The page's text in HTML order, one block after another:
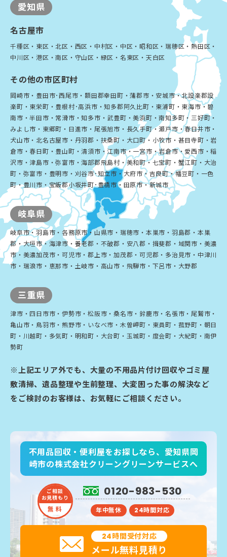
愛知県
名古屋市
千種区・東区・北区・西区・中村区・中区・昭和区・瑞穂区・熱田区・
中川区・港区・南区・守山区・緑区・名東区・天白区
その他の市区町村
岡崎市・豊田市･西尾市・額田郡幸田町・蒲郡市・安城市・北設楽郡設
楽町・東栄町・豊根村･高浜市・知多郡阿久比町・東浦町・東海市・碧
南市・半田市・常滑市・知多市・武豊町・美浜町・南知多町・三好町・
みよし市・東郷町・日進市・尾張旭市・長久手町・瀬戸市・春日井市・
犬山市・北名古屋市・丹羽郡・扶桑町・大口町・小牧市・甚目寺町・岩
倉市・春日町・豊山町・清須市・江南市・一宮市・岩倉市・愛西市・稲
沢市・津島市・弥富市・海部郡飛島村・美和町・七宝町・蟹江町・大治
町・弥富市・豊明市・刈谷市･知立市・大府市・吉良町・幡豆町・一色
町・豊川市・宝飯郡小坂井町･豊橋市・田原市・新城市
岐阜県
岐阜市・羽島市・各務原市・山県市・瑞穂市・本巣市・羽島郡・本巣
郡・大垣市・海津市・養老郡・不破郡・安八郡・揖斐郡・域関市・美濃
市・美濃加茂市・可児市・郡上市・加茂郡・可児郡・多治見市・中津川
市・瑞浪市・恵那市・土岐市・高山市・飛騨市・下呂市・大野郡
三重県
津市・四日市市・伊勢市・松阪市・桑名市・鈴鹿市・名張市・尾鷲市・
亀山市・鳥羽市・熊野市・いなべ市・木曽岬町・東員町・菰野町・朝日
町・川越町・多気町・明和町・大台町・玉城町・度会町・大紀町・南伊
勢町
※上記エリア外でも、大量の不用品片付け回収やゴミ屋
敷清掃、遺品整理や生前整理、大変困った事の解決など
をご検討のお客様は、お気軽にご相談ください。
不用品回収・便利屋をお探しなら、愛知県岡
崎市の株式会社クリーングリーンサービスへ
ご相談
お見積もり
無 料
0120-983-530
年中無休 24時間対応
24時間受付対応
メール無料見積り